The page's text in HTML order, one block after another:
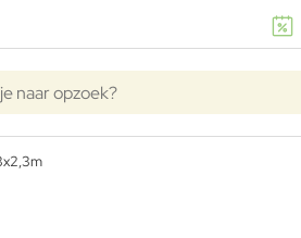
naar opzoek?